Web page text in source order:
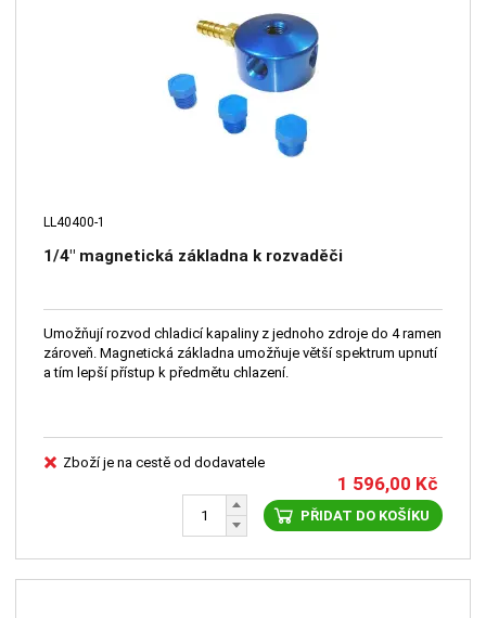
LL40400-1
1/4" magnetická základna k rozvaděči
Umožňují rozvod chladicí kapaliny z jednoho zdroje do 4 ramen
zároveň. Magnetická základna umožňuje větší spektrum upnutí
a tím lepší přístup k předmětu chlazení.
Zboží je na cestě od dodavatele
1 596,00 Kč
PŘIDAT DO KOŠÍKU